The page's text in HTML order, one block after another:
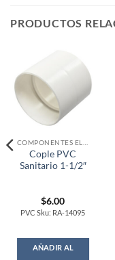
PRODUCTOS
Cople PVC
Sanitario 1-1/2″
$6.00
PVC Sku: RA-14095
AÑADIR AL